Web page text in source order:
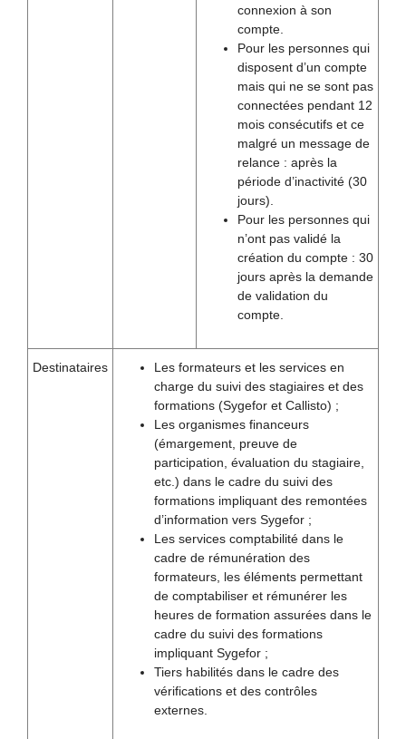
connexion à son
compte.
Pour les personnes qui
disposent d’un compte
mais qui ne se sont pas
connectées pendant 12
mois consécutifs et ce
malgré un message de
relance : après la
période d’inactivité (30
jours).
Pour les personnes qui
n’ont pas validé la
création du compte : 30
jours après la demande
de validation du
compte.
Destinataires
Les formateurs et les services en
charge du suivi des stagiaires et des
formations (Sygefor et Callisto) ;
Les organismes financeurs
(émargement, preuve de
participation, évaluation du stagiaire,
etc.) dans le cadre du suivi des
formations impliquant des remontées
d’information vers Sygefor ;
Les services comptabilité dans le
cadre de rémunération des
formateurs, les éléments permettant
de comptabiliser et rémunérer les
heures de formation assurées dans le
cadre du suivi des formations
impliquant Sygefor ;
Tiers habilités dans le cadre des
vérifications et des contrôles
externes.